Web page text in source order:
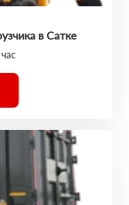
в Сатке